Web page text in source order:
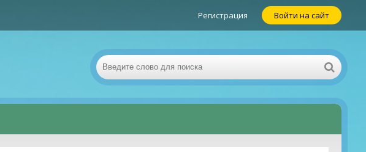
Регистрация Войти на сайт